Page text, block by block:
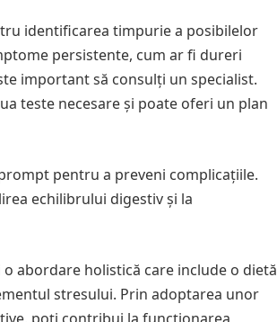
identificarea timpurie a posibilelor
persistente, cum ar fi dureri
important să consulți un specialist.
teste necesare și poate oferi un plan
pentru a preveni complicațiile.
echilibrului digestiv și la
abordare holistică care include o dietă
stresului. Prin adoptarea unor